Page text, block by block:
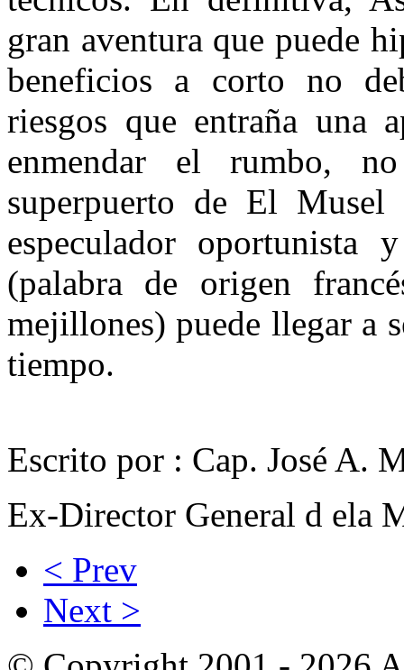
gran aventura que puede
beneficios a corto no
riesgos que entraña una
enmendar el rumbo,
superpuerto de El Musel
especulador
(palabra de origen
mejillones) puede llegar a
tiempo.
Escrito por : Cap. José A.
Ex-Director General d ela
< Prev
Next >